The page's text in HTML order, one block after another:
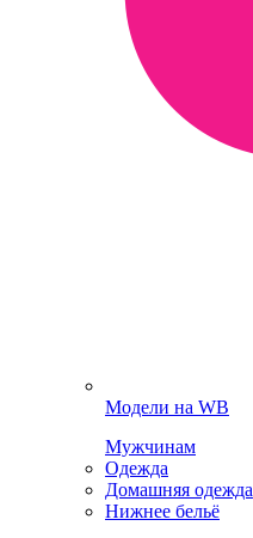
Модели на WB
Мужчинам
Одежда
Домашняя одежда
Нижнее бельё